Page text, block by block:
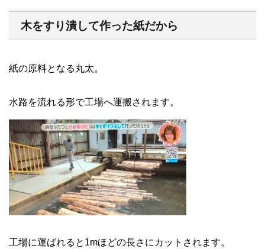
木をすり潰して作った紙だから
紙の原料となる丸太。
水路を流れる形で工場へ運搬されます。
工場に運ばれると1mほどの長さにカットされます。